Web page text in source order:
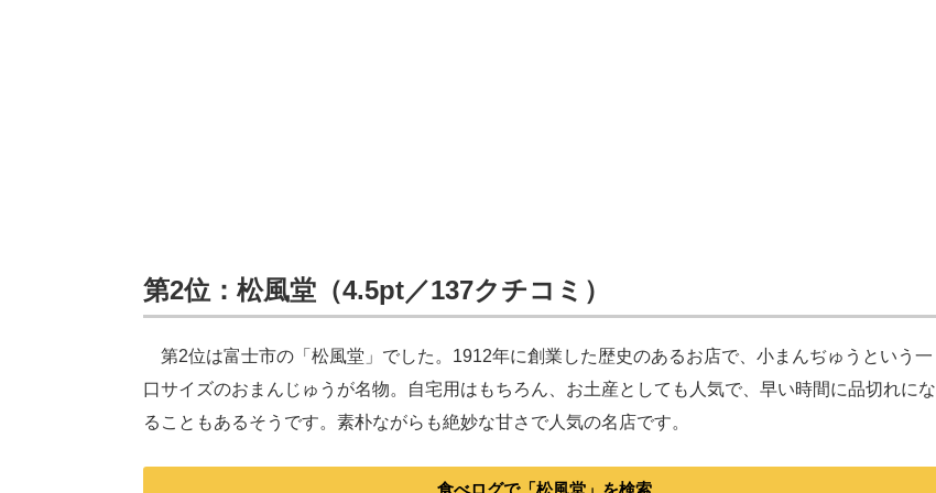
第2位：松風堂（4.5pt／137クチコミ）
第2位は富士市の「松風堂」でした。1912年に創業した歴史のあるお店で、小まんぢゅうという一
口サイズのおまんじゅうが名物。自宅用はもちろん、お土産としても人気で、早い時間に品切れにな
ることもあるそうです。素朴ながらも絶妙な甘さで人気の名店です。
食べログで「松風堂」を検索